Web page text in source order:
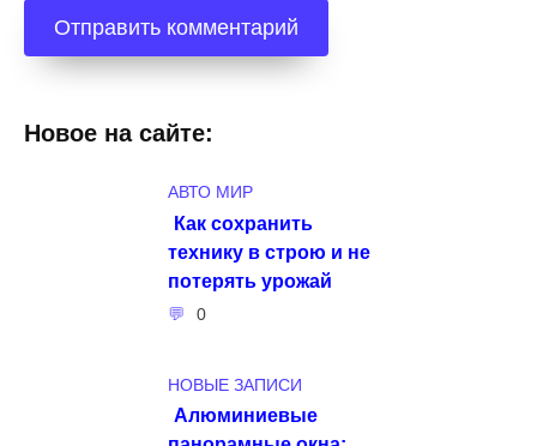
Новое на сайте:
АВТО МИР
Как сохранить
технику в строю и не
потерять урожай
0
НОВЫЕ ЗАПИСИ
Алюминиевые